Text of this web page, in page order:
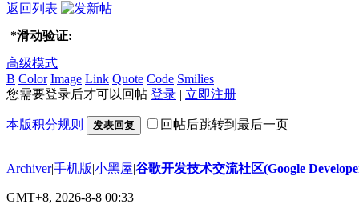
返回列表
*滑动验证:
高级模式
B Color Image Link Quote Code Smilies
您需要登录后才可以回帖 登录 | 立即注册
本版积分规则 发表回复 回帖后跳转到最后一页
Archiver|手机版|小黑屋|谷歌开发技术交流社区(Google
GMT+8, 2026-8-8 00:33